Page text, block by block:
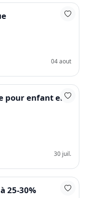
04 aout
pour enfant en
30 juil.
25-30%